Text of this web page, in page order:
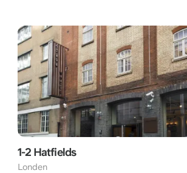
1-2 Hatfields
Londen